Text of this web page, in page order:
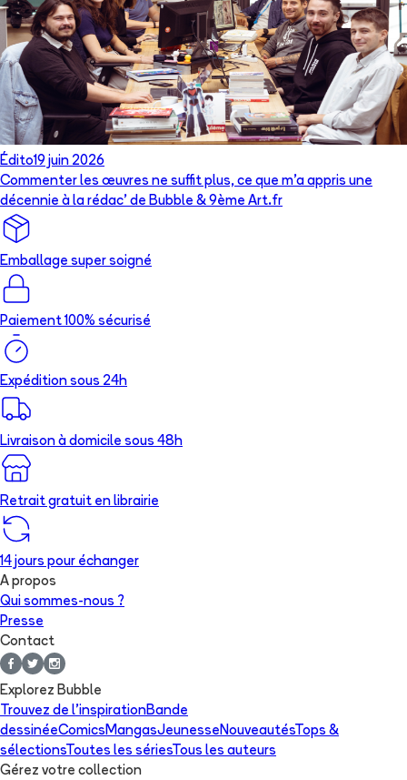
Édito19 juin 2026
Commenter les œuvres ne suffit plus, ce que m’a appris une
décennie à la rédac’ de Bubble & 9ème Art.fr
Emballage super soigné
Paiement 100% sécurisé
Expédition sous 24h
Livraison à domicile sous 48h
Retrait gratuit en librairie
14 jours pour échanger
A propos
Qui sommes-nous ?
Presse
Contact
Explorez Bubble
Trouvez de l'inspirationBande
dessinéeComics MangasJeunesse NouveautésTops &
sélectionsToutes les sériesTous les auteurs
Gérez votre collection